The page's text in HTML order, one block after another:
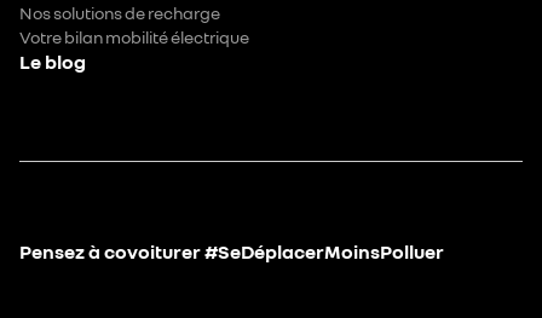
Nos solutions de recharge
Votre bilan mobilité électrique
Le blog
Pensez à covoiturer #SeDéplacerMoinsPolluer